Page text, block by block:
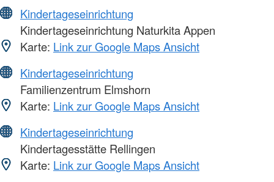
Kindertageseinrichtung
Kindertageseinrichtung Naturkita Appen
Karte: Link zur Google Maps Ansicht
Kindertageseinrichtung
Familienzentrum Elmshorn
Karte: Link zur Google Maps Ansicht
Kindertageseinrichtung
Kindertagesstätte Rellingen
Karte: Link zur Google Maps Ansicht